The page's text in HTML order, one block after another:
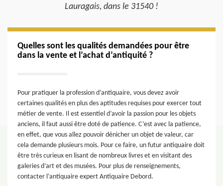
Lauragais, dans le 31540 !
Quelles sont les qualités demandées pour être
dans la vente et l’achat d’antiquité ?
Pour pratiquer la profession d’antiquaire, vous devez avoir
certaines qualités en plus des aptitudes requises pour exercer tout
métier de vente. Il est essentiel d’avoir la passion pour les objets
anciens, il faut aussi être doté de patience. C’est avec la patience,
en effet, que vous allez pouvoir dénicher un objet de valeur, car
cela demande plusieurs mois. Pour ce faire, un futur antiquaire doit
être très curieux en lisant de nombreux livres et en visitant des
galeries d’art et des musées. Pour plus de renseignements,
contacter l’antiquaire expert Antiquaire Debord.